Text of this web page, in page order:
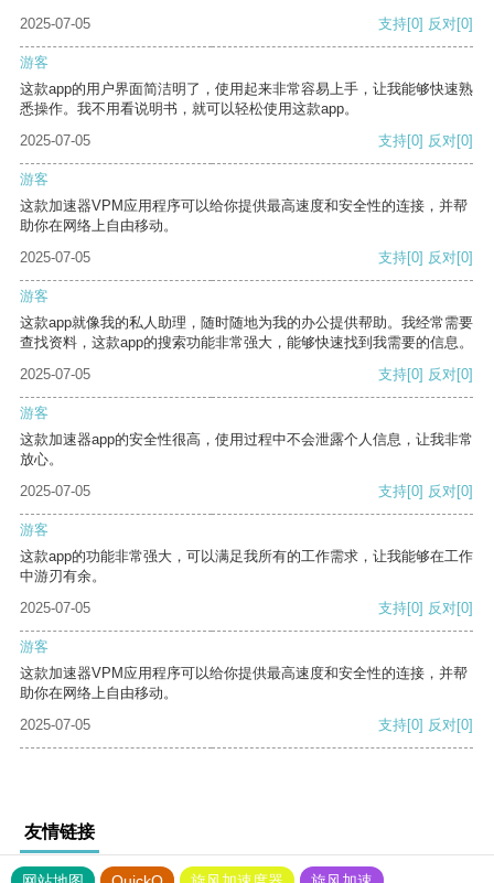
2025-07-05 支持[0] 反对[0]
游客
这款app的用户界面简洁明了，使用起来非常容易上手，让我能够快速熟
悉操作。我不用看说明书，就可以轻松使用这款app。
2025-07-05
支持[0] 反对[0]
游客
这款加速器VPM应用程序可以给你提供最高速度和安全性的连接，并帮
助你在网络上自由移动。
2025-07-05
支持[0] 反对[0]
游客
这款app就像我的私人助理，随时随地为我的办公提供帮助。我经常需要
查找资料，这款app的搜索功能非常强大，能够快速找到我需要的信息。
2025-07-05
支持[0] 反对[0]
游客
这款加速器app的安全性很高，使用过程中不会泄露个人信息，让我非常
放心。
2025-07-05
支持[0] 反对[0]
游客
这款app的功能非常强大，可以满足我所有的工作需求，让我能够在工作
中游刃有余。
2025-07-05
支持[0] 反对[0]
游客
这款加速器VPM应用程序可以给你提供最高速度和安全性的连接，并帮
助你在网络上自由移动。
2025-07-05
支持[0] 反对[0]
友情链接